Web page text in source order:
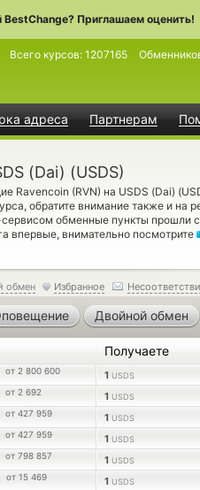
Приглашаем оценить!
адреса Партнерам
Всего курсов: 1207165
(Dai) (USDS)
Ravencoin (RVN) на USDS (Dai)
обратите внимание также и на
обменные пункты прошли
впервые, внимательно посмотрите
обмен Избранное
Двойной обмен
Получаете
от 2 800 600 1 USDS
от 2 692 1 USDS
от 427 959 1 USDS
от 427 959 1 USDS
от 798 857 1 USDS
от 15 469 1 USDS